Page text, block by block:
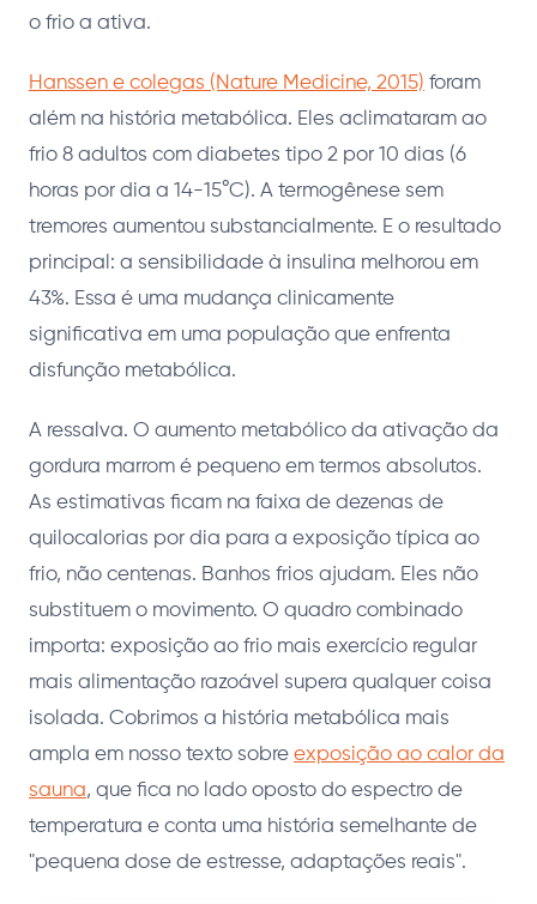
o frio a ativa.
Hanssen e colegas (Nature Medicine, 2015) foram
além na história metabólica. Eles aclimataram ao
frio 8 adultos com diabetes tipo 2 por 10 dias (6
horas por dia a 14-15°C). A termogênese sem
tremores aumentou substancialmente. E o resultado
principal: a sensibilidade à insulina melhorou em
43%. Essa é uma mudança clinicamente
significativa em uma população que enfrenta
disfunção metabólica.
A ressalva. O aumento metabólico da ativação da
gordura marrom é pequeno em termos absolutos.
As estimativas ficam na faixa de dezenas de
quilocalorias por dia para a exposição típica ao
frio, não centenas. Banhos frios ajudam. Eles não
substituem o movimento. O quadro combinado
importa: exposição ao frio mais exercício regular
mais alimentação razoável supera qualquer coisa
isolada. Cobrimos a história metabólica mais
ampla em nosso texto sobre exposição ao calor da
sauna, que fica no lado oposto do espectro de
temperatura e conta uma história semelhante de
"pequena dose de estresse, adaptações reais".